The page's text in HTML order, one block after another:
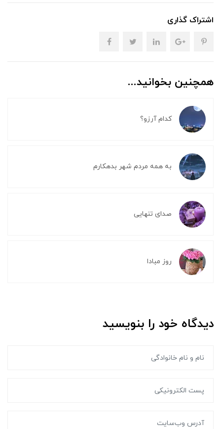
اشتراک گذاری
همچنین بخوانید...
کدام آرزو؟
به همه مردم شهر بدهکارم
صدای تنهایی
روز مبادا
دیدگاه خود را بنویسید